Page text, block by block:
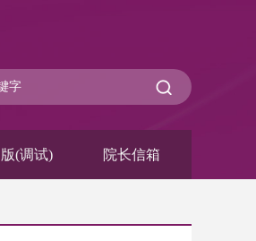
(调试) 院长信箱